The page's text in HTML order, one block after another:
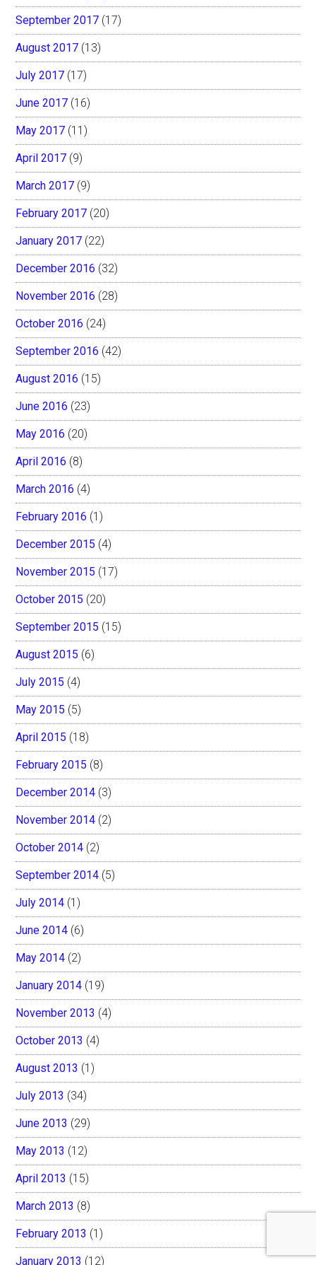
September 2017 (17)
August 2017 (13)
July 2017 (17)
June 2017 (16)
May 2017 (11)
April 2017 (9)
March 2017 (9)
February 2017 (20)
January 2017 (22)
December 2016 (32)
November 2016 (28)
October 2016 (24)
September 2016 (42)
August 2016 (15)
June 2016 (23)
May 2016 (20)
April 2016 (8)
March 2016 (4)
February 2016 (1)
December 2015 (4)
November 2015 (17)
October 2015 (20)
September 2015 (15)
August 2015 (6)
July 2015 (4)
May 2015 (5)
April 2015 (18)
February 2015 (8)
December 2014 (3)
November 2014 (2)
October 2014 (2)
September 2014 (5)
July 2014 (1)
June 2014 (6)
May 2014 (2)
January 2014 (19)
November 2013 (4)
October 2013 (4)
August 2013 (1)
July 2013 (34)
June 2013 (29)
May 2013 (12)
April 2013 (15)
March 2013 (8)
February 2013 (1)
January 2013 (12)